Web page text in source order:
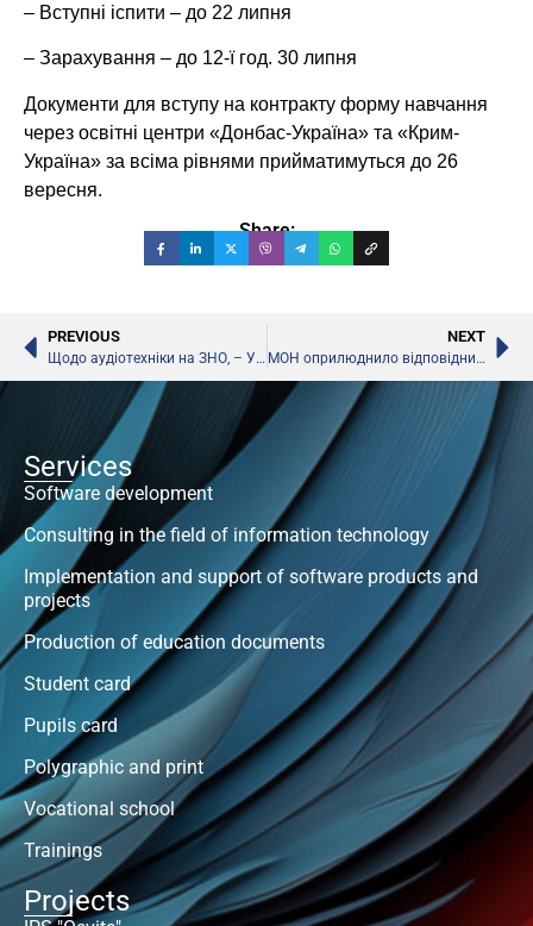
– Вступні іспити – до 22 липня
– Зарахування – до 12-ї год. 30 липня
Документи для вступу на контракту форму навчання
через освітні центри «Донбас-Україна» та «Крим-
Україна» за всіма рівнями прийматимуться до 26
вересня.
Share:
PREVIOUS
Щодо аудіотехніки на ЗНО, – УЦОЯО
NEXT
МОН оприлюднило відповідний порядок для «ЗНО до магістратури»
Services
Software development
Consulting in the field of information technology
Implementation and support of software products and
projects
Production of education documents
Student card
Pupils card
Polygraphic and print
Vocational school
Trainings
Projects